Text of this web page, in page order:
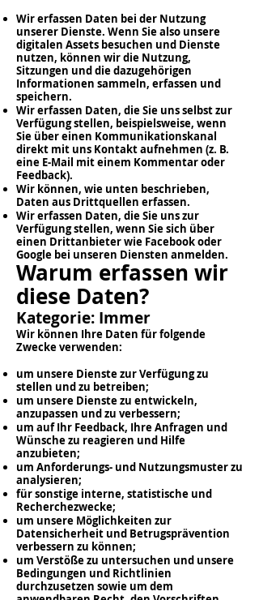
Wir erfassen Daten bei der Nutzung
unserer Dienste. Wenn Sie also unsere
digitalen Assets besuchen und Dienste
nutzen, können wir die Nutzung,
Sitzungen und die dazugehörigen
Informationen sammeln, erfassen und
speichern.
Wir erfassen Daten, die Sie uns selbst zur
Verfügung stellen, beispielsweise, wenn
Sie über einen Kommunikationskanal
direkt mit uns Kontakt aufnehmen (z. B.
eine E-Mail mit einem Kommentar oder
Feedback).
Wir können, wie unten beschrieben,
Daten aus Drittquellen erfassen.
Wir erfassen Daten, die Sie uns zur
Verfügung stellen, wenn Sie sich über
einen Drittanbieter wie Facebook oder
Google bei unseren Diensten anmelden.
Warum erfassen wir
diese Daten?
Kategorie: Immer
Wir können Ihre Daten für folgende
Zwecke verwenden:
um unsere Dienste zur Verfügung zu
stellen und zu betreiben;
um unsere Dienste zu entwickeln,
anzupassen und zu verbessern;
um auf Ihr Feedback, Ihre Anfragen und
Wünsche zu reagieren und Hilfe
anzubieten;
um Anforderungs- und Nutzungsmuster zu
analysieren;
für sonstige interne, statistische und
Recherchezwecke;
um unsere Möglichkeiten zur
Datensicherheit und Betrugsprävention
verbessern zu können;
um Verstöße zu untersuchen und unsere
Bedingungen und Richtlinien
durchzusetzen sowie um dem